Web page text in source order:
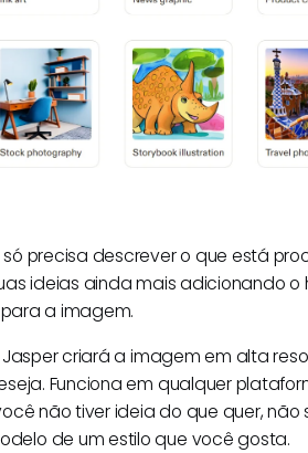
precisa descrever o que está
ideias ainda mais adicionando o
a imagem.
Jasper criará a imagem em alta
Funciona em qualquer
não tiver ideia do que quer,
de um estilo que você gosta.